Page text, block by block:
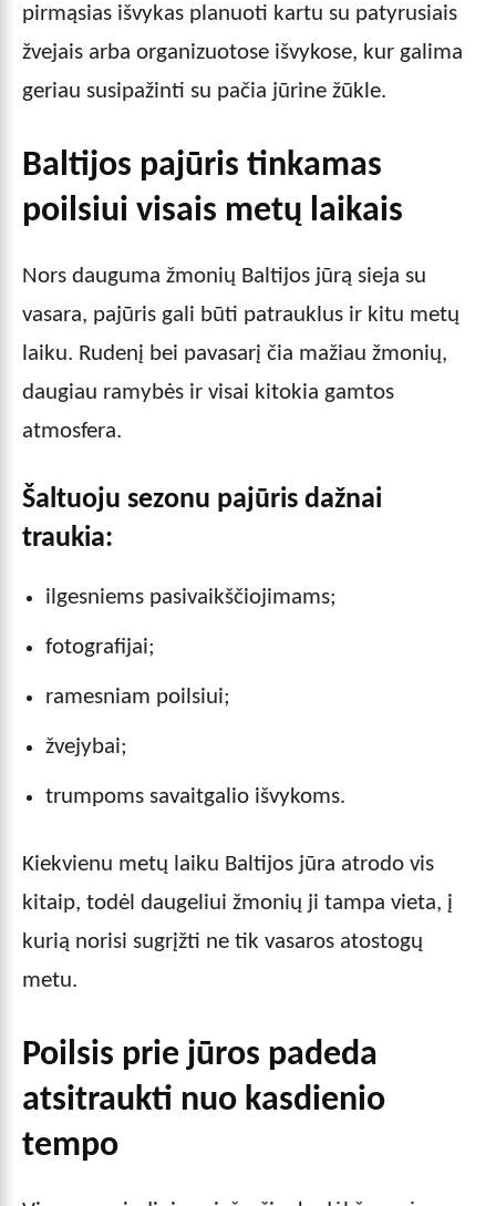
pirmąsias išvykas planuoti kartu su patyrusiais
žvejais arba organizuotose išvykose, kur galima
geriau susipažinti su pačia jūrine žūkle.
Baltijos pajūris tinkamas
poilsiui visais metų laikais
Nors dauguma žmonių Baltijos jūrą sieja su
vasara, pajūris gali būti patrauklus ir kitu metų
laiku. Rudenį bei pavasarį čia mažiau žmonių,
daugiau ramybės ir visai kitokia gamtos
atmosfera.
Šaltuoju sezonu pajūris dažnai
traukia:
ilgesniems pasivaikščiojimams;
fotografijai;
ramesniam poilsiui;
žvejybai;
trumpoms savaitgalio išvykoms.
Kiekvienu metų laiku Baltijos jūra atrodo vis
kitaip, todėl daugeliui žmonių ji tampa vieta, į
kurią norisi sugrįžti ne tik vasaros atostogų
metu.
Poilsis prie jūros padeda
atsitraukti nuo kasdienio
tempo